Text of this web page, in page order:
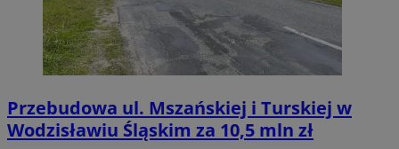
Przebudowa ul. Mszańskiej i Turskiej w
Wodzisławiu Śląskim za 10,5 mln zł